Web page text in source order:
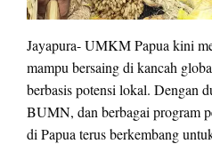
Jayapura- UMKM Papua kini
mampu bersaing di kancah
berbasis potensi lokal. Dengan
BUMN, dan berbagai program
di Papua terus berkembang